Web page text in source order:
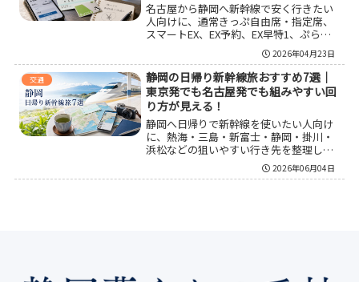
名古屋から静岡へ新幹線で安く行きたい
人向けに、通常きっぷ自由席・指定席、
スマートEX、EX予約、EX早特1、ぷらっ
とこだま、EX旅パックまで比較した。料
金の目安だけでなく、時間変更のしやす
さ、在来線運賃の考え方、こだま固定商
品の注意点、出張や日帰り観光での選び
方まで整理しているので、自分に合う節
約方法を判断しやすい。
2026年04月23日
交通
静岡の日帰り新幹線旅おすすめ7選｜
東京発でも名古屋発でも組みやすい回
り方が見える！
静岡へ日帰りで新幹線を使いたい人向け
に、熱海・三島・新富士・静岡・掛川・
浜松などの狙いやすい行き先を整理し、
出発地別の選び方や失敗しにくい旅程の
組み方、費用を抑える考え方までまとめ
2026年06月04日